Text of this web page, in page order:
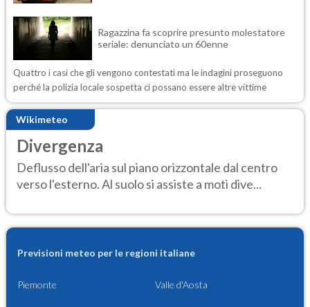
Ragazzina fa scoprire presunto molestatore
seriale: denunciato un 60enne
Quattro i casi che gli vengono contestati ma le indagini proseguono
perché la polizia locale sospetta ci possano essere altre vittime
Wikimeteo
Divergenza
Deflusso dell'aria sul piano orizzontale dal centro
verso l'esterno. Al suolo si assiste a moti dive...
Previsioni meteo per le regioni italiane
Piemonte Valle d'Aosta